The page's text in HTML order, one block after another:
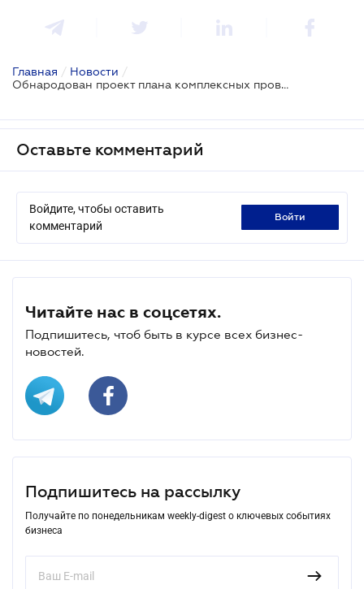
Главная / Новости /
Обнародован проект плана комплексных проверок на 2022 год
Оставьте комментарий
Войдите, чтобы оставить
комментарий
войти
Читайте нас в соцсетях.
Подпишитесь, чтоб быть в курсе всех бизнес-
новостей.
Подпишитесь на рассылку
Получайте по понедельникам weekly-digest о ключевых событиях
бизнеса